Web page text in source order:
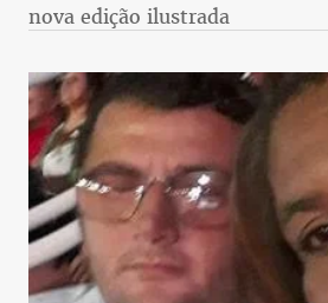
nova edição ilustrada